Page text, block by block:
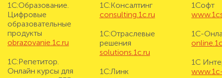
1С:Образование.
Цифровые
образовательные
продукты
obrazovanie.1c.ru
1С:Репетитор.
Онлайн курсы для
1С:Консалтинг
consulting.1c.ru
1С:Отраслевые
решения
solutions.1c.ru
1С:Линк
1Софт
1С-
1С